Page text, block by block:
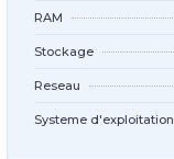
RAM
Stockage
Reseau
Systeme d'exploitation